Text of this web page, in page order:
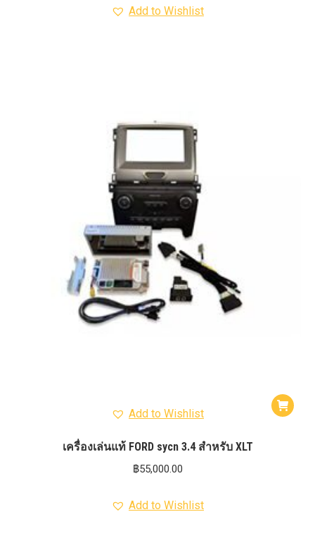
Add to Wishlist
Add to Wishlist
เครื่องเล่นแท้ FORD sycn 3.4 สำหรับ XLT
฿55,000.00
Add to Wishlist